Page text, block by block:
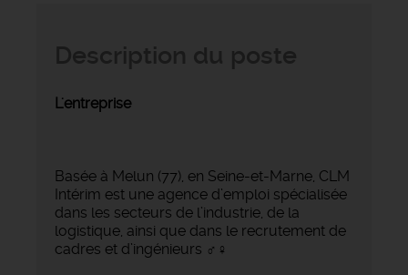
L'entreprise
Basée à Melun (77), en Seine-et-Marne, CLM
Intérim est une agence d’emploi spécialisée
dans les secteurs de l’industrie, de la
logistique, ainsi que dans le recrutement de
cadres et d’ingénieurs ‍♂️‍♀️